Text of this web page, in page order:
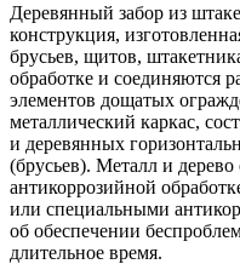
Деревянный забор из
конструкция,
брусьев, щитов,
обработке и соединяются
элементов дощатых
металлический каркас,
и деревянных
(брусьев). Металл и дерево
антикоррозийной
или специальными
об обеспечении
длительное время.